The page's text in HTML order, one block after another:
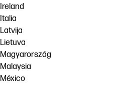
Ireland
Italia
Latvija
Lietuva
Magyarország
Malaysia
México